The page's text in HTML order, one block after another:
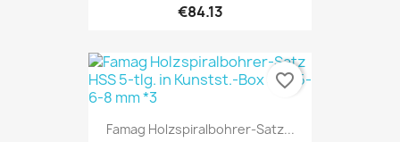
€84.13
Famag Holzspiralbohrer-Satz...
favorite_border